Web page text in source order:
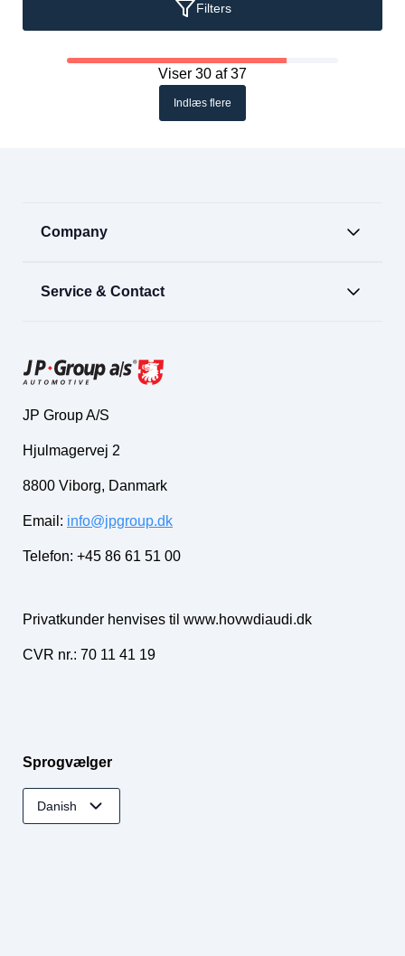
Filters
Viser 30 af 37
Indlæs flere
Company
Service & Contact
Sprogvælger
Danish
JP Group A/S
Hjulmagervej 2
8800 Viborg, Danmark
Email: info@jpgroup.dk
Telefon: +45 86 61 51 00
Privatkunder henvises til www.hovwdiaudi.dk
CVR nr.: 70 11 41 19